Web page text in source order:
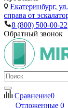
Екатеринбург,
справа от
8 (800) 500-00-22
Обратный звонок
Сравнение0
Отложенные 0